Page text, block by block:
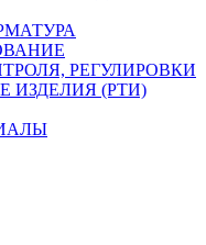
РЕГУЛИРОВКИ
ИЗДЕЛИЯ (РТИ)